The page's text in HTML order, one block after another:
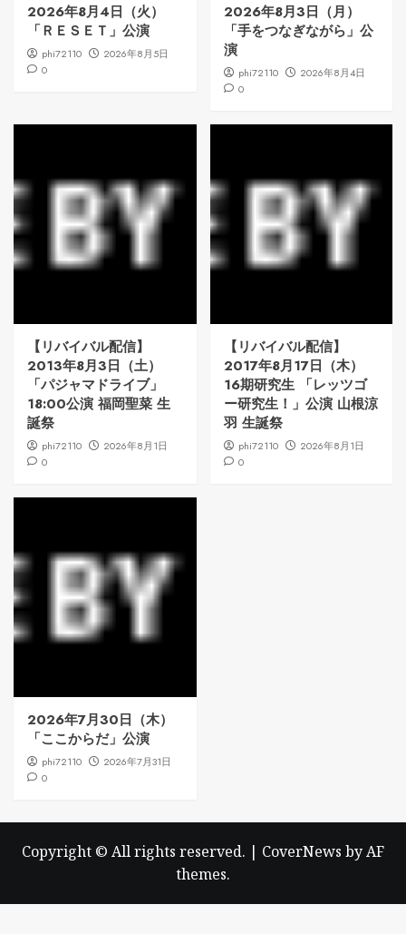
2026年8月4日（火）
「ＲＥＳＥＴ」公演
phi72110
2026年8月5日
0
2026年8月3日（月）
「手をつなぎながら」公
演
phi72110
2026年8月4日
0
【リバイバル配信】
2013年8月3日（土）
「パジャマドライブ」
18:00公演 福岡聖菜 生
誕祭
phi72110
2026年8月1日
0
【リバイバル配信】
2017年8月17日（木）
16期研究生 「レッツゴ
ー研究生！」公演 山根涼
羽 生誕祭
phi72110
2026年8月1日
0
2026年7月30日（木）
「ここからだ」公演
phi72110
2026年7月31日
0
Copyright © All rights reserved. | CoverNews by AF
themes.